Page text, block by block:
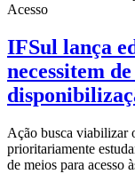
Acesso
IFSul lança
necessitem
Ação busca viabilizar
prioritariamente
de meios para acesso